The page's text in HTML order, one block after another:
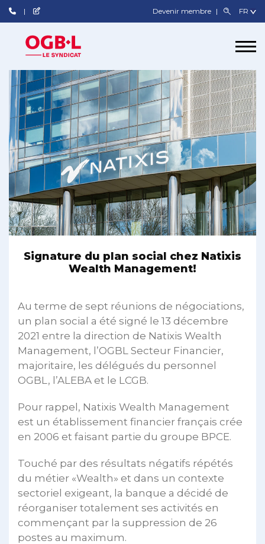
Devenir membre
Signature du plan social chez Natixis
Wealth Management!
Au terme de sept réunions de négociations,
un plan social a été signé le 13 décembre
2021 entre la direction de Natixis Wealth
Management, l’OGBL Secteur Financier,
majoritaire, les délégués du personnel
OGBL, l’ALEBA et le LCGB.
Pour rappel, Natixis Wealth Management
est un établissement financier français crée
en 2006 et faisant partie du groupe BPCE.
Touché par des résultats négatifs répétés
du métier «Wealth» et dans un contexte
sectoriel exigeant, la banque a décidé de
réorganiser totalement ses activités en
commençant par la suppression de 26
postes au maximum.